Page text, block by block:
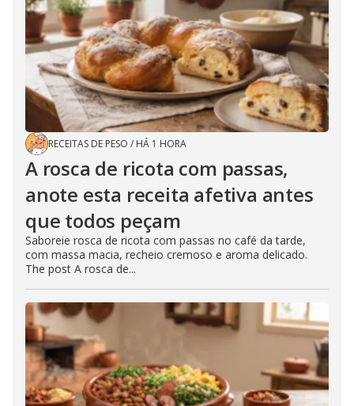
RECEITAS DE PESO / HÁ 1 HORA
A rosca de ricota com passas,
anote esta receita afetiva antes
que todos peçam
Saboreie rosca de ricota com passas no café da tarde,
com massa macia, recheio cremoso e aroma delicado.
The post A rosca de...